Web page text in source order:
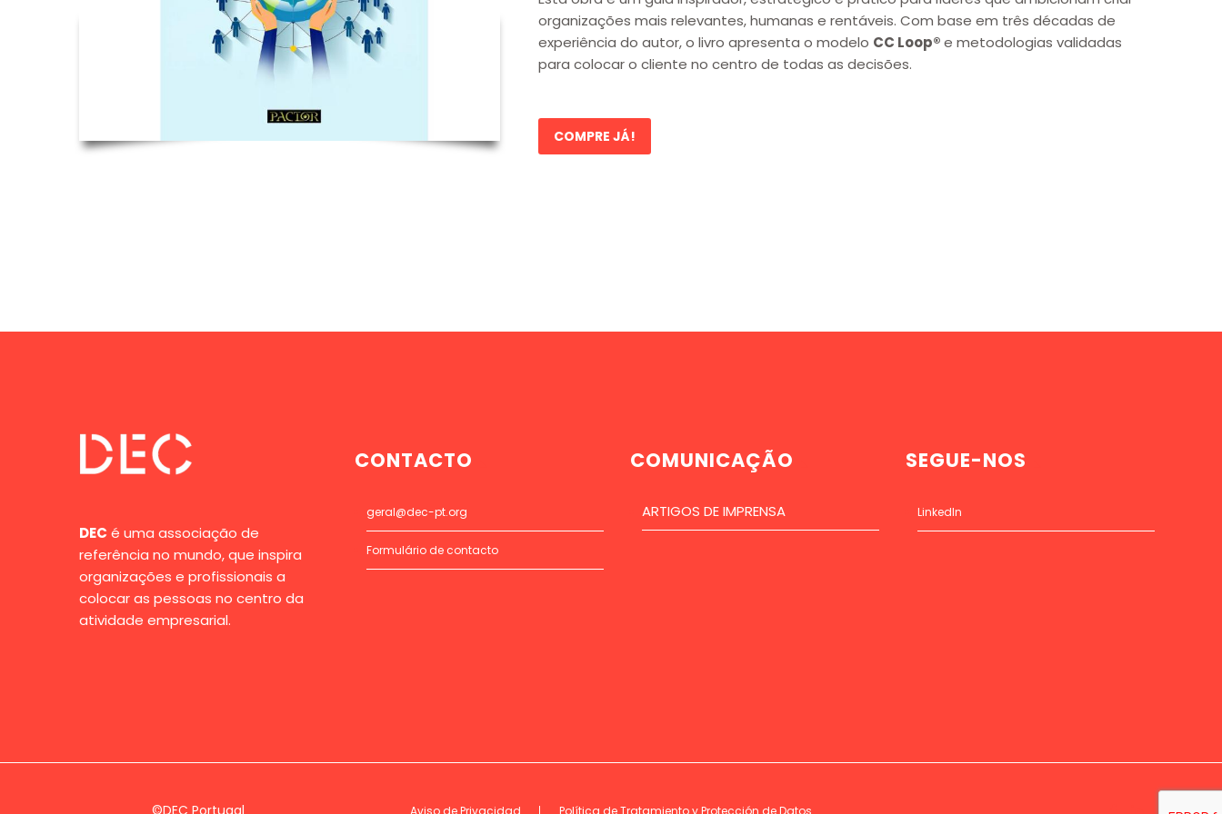
organizações mais relevantes, humanas e rentáveis. Com base em três décadas de
experiência do autor, o livro apresenta o modelo CC Loop®e metodologias validadas
para colocar o cliente no centro de todas as decisões.
COMPRE JÁ!
DEC é uma associação de
referência no mundo, que inspira
organizações e profissionais a
colocar as pessoas no centro da
atividade empresarial.
CONTACTO
geral@dec-pt.org
Formulário de contacto
COMUNICAÇÃO
ARTIGOS DE IMPRENSA
SEGUE-NOS
LinkedIn
Aviso de Privacidad Política de Tratamiento y Protección de Datos
©DEC Portugal